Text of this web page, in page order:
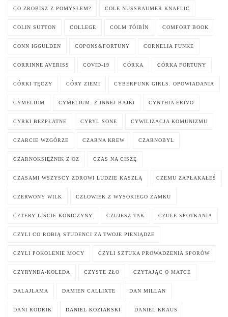
CO ZROBISZ Z POMYSŁEM? COLE NUSSBAUMER KNAFLIC
COLIN SUTTON COLLEGE COLM TÓIBÍN COMFORT BOOK
CONN IGGULDEN COPONS&FORTUNY CORNELIA FUNKE
CORRINNE AVERISS COVID-19 CÓRKA CÓRKA FORTUNY
CÓRKI TĘCZY CÓRY ZIEMI CYBERPUNK GIRLS. OPOWIADANIA
CYMELIUM CYMELIUM: Z INNEJ BAJKI CYNTHIA ERIVO
CYRKI BEZPŁATNE CYRYL SONE CYWILIZACJA KOMUNIZMU
CZARCIE WZGÓRZE CZARNA KREW CZARNOBYL
CZARNOKSIĘŻNIK Z OZ CZAS NA CISZĘ
CZASAMI WSZYSCY ZDROWI LUDZIE KASZLĄ CZEMU ZAPŁAKAŁEŚ
CZERWONY WILK CZŁOWIEK Z WYSOKIEGO ZAMKU
CZTERY LIŚCIE KONICZYNY CZUJESZ TAK CZUŁE SPOTKANIA
CZYLI CO ROBIĄ STUDENCI ZA TWOJE PIENIĄDZE
CZYLI POKOLENIE MOCY CZYLI SZTUKA PROWADZENIA SPORÓW
CZYRYNDA-KOLEDA CZYSTE ZŁO CZYTAJĄC O MATCE
DALAJLAMA DAMIEN CALLIXTE DAN MILLAN
DANI RODRIK DANIEL KOZIARSKI DANIEL KRAUS